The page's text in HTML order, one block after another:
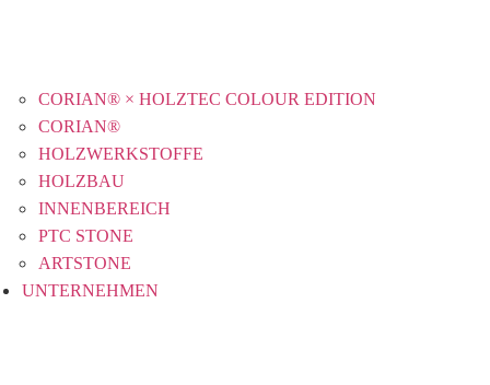
CORIAN® × HOLZTEC COLOUR EDITION
CORIAN®
HOLZWERKSTOFFE
HOLZBAU
INNENBEREICH
PTC STONE
ARTSTONE
UNTERNEHMEN